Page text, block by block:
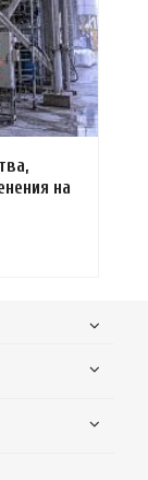
на